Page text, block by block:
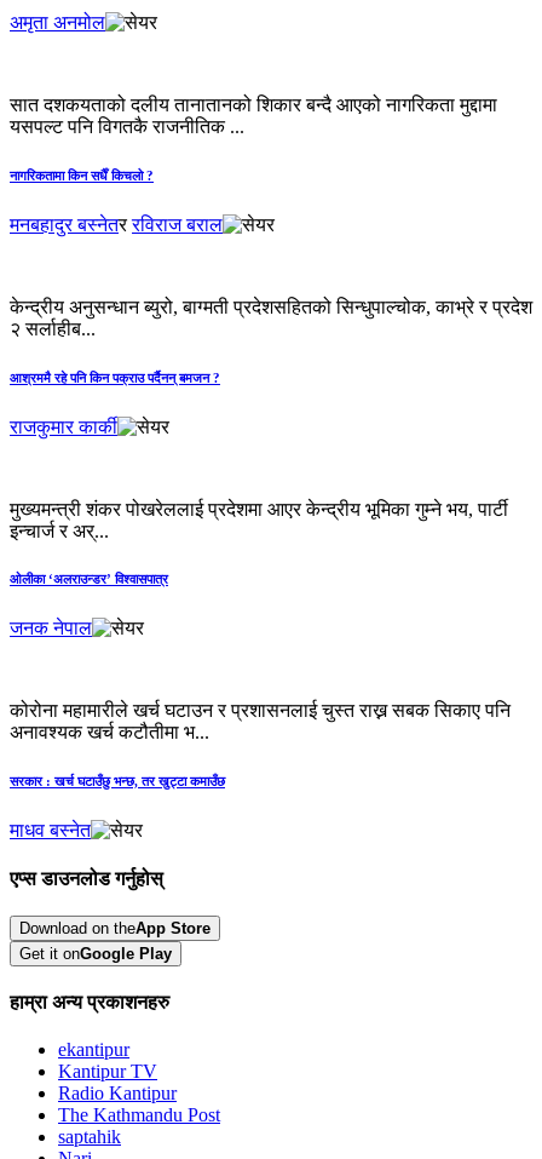
अमृता अनमोल
सात दशकयताको दलीय तानातानको शिकार बन्दै आएको नागरिकता मुद्दामा
यसपल्ट पनि विगतकै राजनीतिक ...
नागरिकतामा किन सधैँ किचलो ?
मनबहादुर बस्नेतररविराज बराल
केन्द्रीय अनुसन्धान ब्युरो, बाग्मती प्रदेशसहितको सिन्धुपाल्चोक, काभ्रे र प्रदेश
२ सर्लाहीब...
आश्रममै रहे पनि किन पक्राउ पर्दैनन् बमजन ?
राजकुमार कार्की
मुख्यमन्त्री शंकर पोखरेललाई प्रदेशमा आएर केन्द्रीय भूमिका गुम्ने भय, पार्टी
इन्चार्ज र अर्...
ओलीका ‘अलराउन्डर’ विश्वासपात्र
जनक नेपाल
कोरोना महामारीले खर्च घटाउन र प्रशासनलाई चुस्त राख्न सबक सिकाए पनि
अनावश्यक खर्च कटौतीमा भ...
सरकार : खर्च घटाउँछु भन्छ, तर खुट्टा कमाउँछ
माधव बस्नेत
एप्स डाउनलोड गर्नुहोस्
Download on theApp Store
Get it onGoogle Play
हाम्रा अन्य प्रकाशनहरु
ekantipur
Kantipur TV
Radio Kantipur
The Kathmandu Post
saptahik